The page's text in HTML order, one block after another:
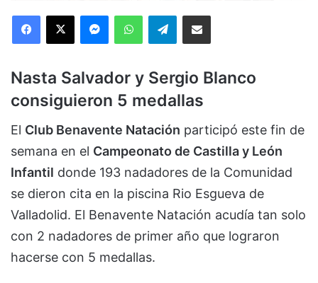
Telegram
Nasta Salvador y Sergio Blanco
consiguieron 5 medallas
El Club Benavente Natación participó este fin de
semana en el Campeonato de Castilla y León
Infantil donde 193 nadadores de la Comunidad
se dieron cita en la piscina Rio Esgueva de
Valladolid. El Benavente Natación acudía tan solo
con 2 nadadores de primer año que lograron
hacerse con 5 medallas.